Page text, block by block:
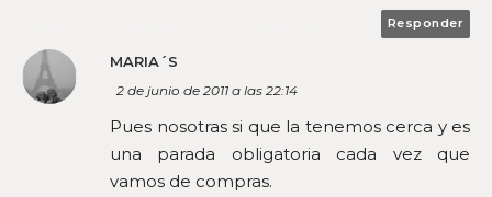
Responder
MARIA´S
2 de junio de 2011 a las 22:14
Pues nosotras si que la tenemos cerca y es
una parada obligatoria cada vez que
vamos de compras.